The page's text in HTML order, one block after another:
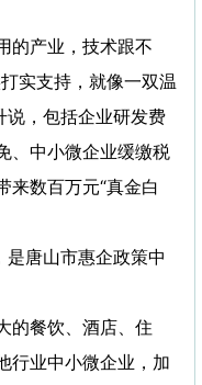
的产业，技术跟不
实支持，就像一双温
说，包括企业研发费
、中小微企业缓缴税
来数百万元“真金白
是唐山市惠企政策中
的餐饮、酒店、住
行业中小微企业，加